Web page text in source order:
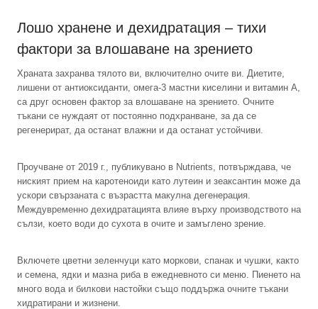
Лошо хранене и дехидратация – тихи
фактори за влошаване на зрението
Храната захранва тялото ви, включително очите ви. Диетите,
лишени от антиоксиданти, омега-3 мастни киселини и витамин А,
са друг основен фактор за влошаване на зрението. Очните
тъкани се нуждаят от постоянно подхранване, за да се
регенерират, да останат влажни и да останат устойчиви.
Проучване от 2019 г., публикувано в Nutrients, потвърждава, че
ниският прием на каротеноиди като лутеин и зеаксантин може да
ускори свързаната с възрастта макулна дегенерация.
Междувременно дехидратацията влияе върху производството на
сълзи, което води до сухота в очите и замъглено зрение.
Включете цветни зеленчуци като моркови, спанак и чушки, както
и семена, ядки и мазна риба в ежедневното си меню. Пиенето на
много вода и билкови настойки също поддържа очните тъкани
хидратирани и жизнени.